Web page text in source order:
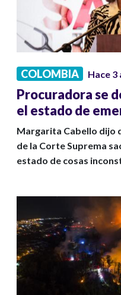
COLOMBIA Hace 3
Procuradora se
el estado de
Margarita Cabello dijo
de la Corte Suprema
estado de cosas